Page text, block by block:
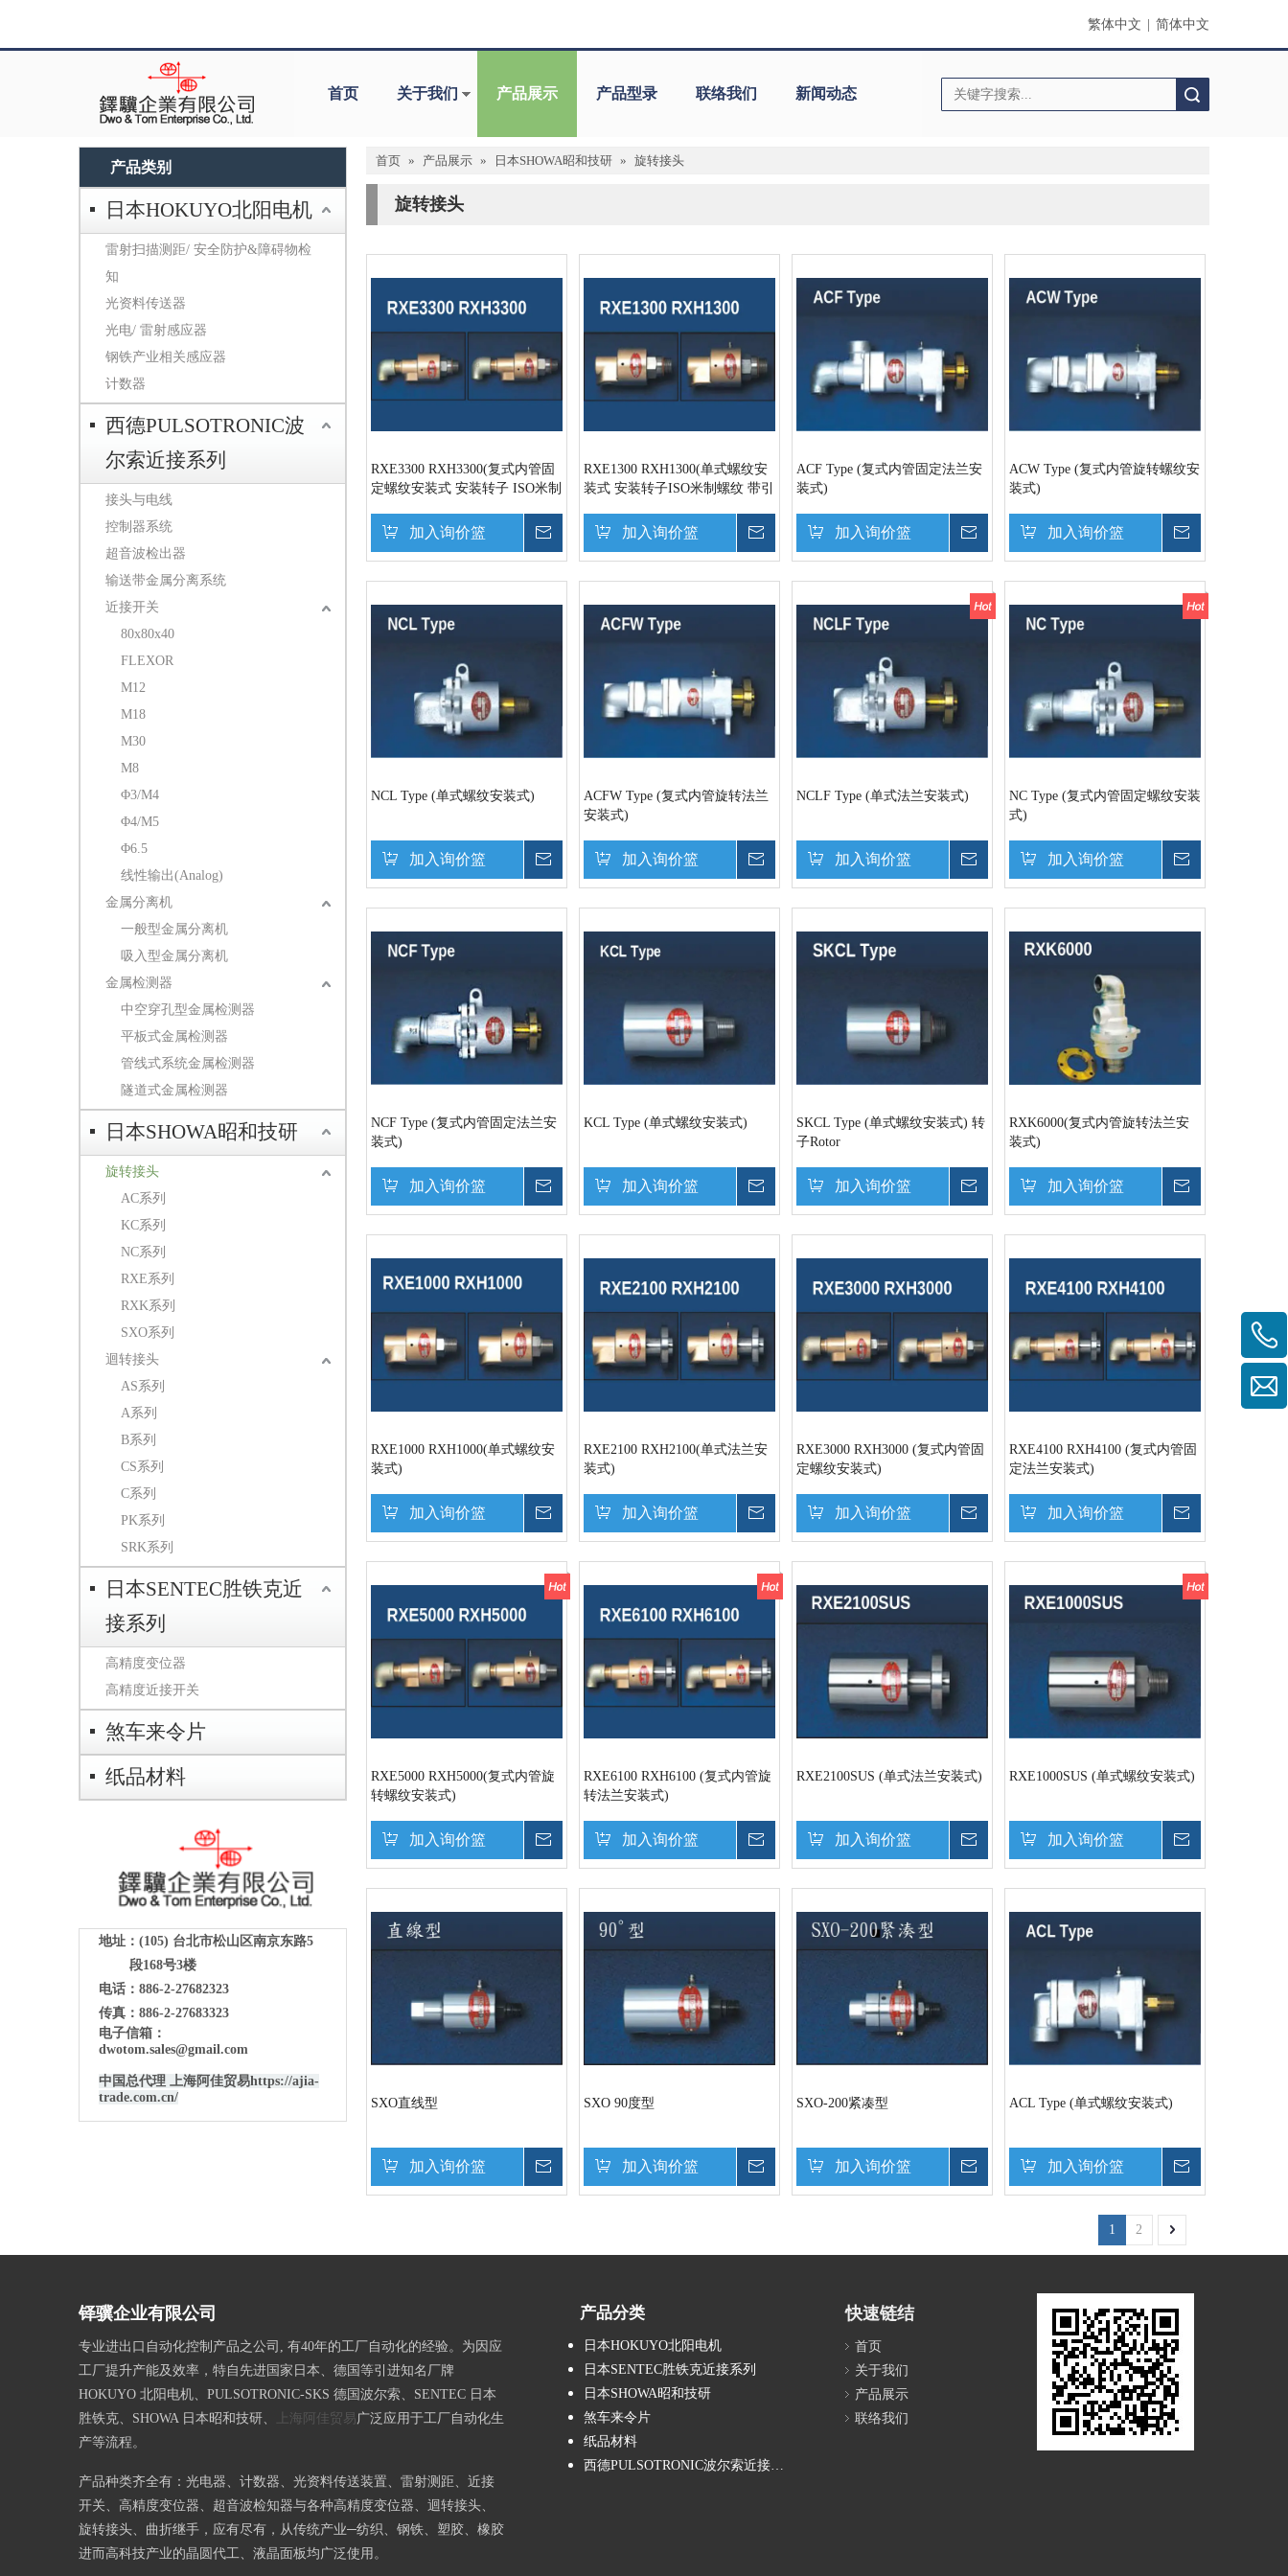
繁体中文 简体中文
首页 关于我们 产品展示 产品型录 联络我们 新闻动态
产品类别
日本HOKUYO北阳电机
雷射扫描测距/ 安全防护&障碍物检
知
光资料传送器
光电/ 雷射感应器
钢铁产业相关感应器
计数器
西德PULSOTRONIC波
尔索近接系列
接头与电线
控制器系统
超音波检出器
输送带金属分离系统
近接开关
80x80x40
FLEXOR
M12
M18
M30
M8
Φ3/M4
Φ4/M5
Φ6.5
线性输出(Analog)
金属分离机
一般型金属分离机
吸入型金属分离机
金属检测器
中空穿孔型金属检测器
平板式金属检测器
管线式系统金属检测器
隧道式金属检测器
日本SHOWA昭和技研
旋转接头
AC系列
KC系列
NC系列
RXE系列
RXK系列
SXO系列
迴转接头
AS系列
A系列
B系列
CS系列
C系列
PK系列
SRK系列
日本SENTEC胜铁克近
接系列
高精度变位器
高精度近接开关
煞车来令片
纸品材料
地址：(105) 台北市松山区南京东路5
段168号3楼
电话：886-2-27682323
传真：886-2-27683323
电子信箱：
dwotom.sales@gmail.com
中国总代理 上海阿佳贸易https://ajia-
trade.com.cn/
首页 » 产品展示 » 日本SHOWA昭和技研 » 旋转接头
旋转接头
RXE3300 RXH3300(复式内管固
定螺纹安装式 安装转子 ISO米制
加入询价篮
RXE1300 RXH1300(单式螺纹安
装式 安装转子ISO米制螺纹 带引
加入询价篮
ACF Type (复式内管固定法兰安
装式)
加入询价篮
ACW Type (复式内管旋转螺纹安
装式)
加入询价篮
NCL Type (单式螺纹安装式)
加入询价篮
ACFW Type (复式内管旋转法兰
安装式)
加入询价篮
NCLF Type (单式法兰安装式)
加入询价篮
NC Type (复式内管固定螺纹安装
式)
加入询价篮
NCF Type (复式内管固定法兰安
装式)
加入询价篮
KCL Type (单式螺纹安装式)
加入询价篮
SKCL Type (单式螺纹安装式) 转
子Rotor
加入询价篮
RXK6000(复式内管旋转法兰安
装式)
加入询价篮
RXE1000 RXH1000(单式螺纹安
装式)
加入询价篮
RXE2100 RXH2100(单式法兰安
装式)
加入询价篮
RXE3000 RXH3000 (复式内管固
定螺纹安装式)
加入询价篮
RXE4100 RXH4100 (复式内管固
定法兰安装式)
加入询价篮
RXE5000 RXH5000(复式内管旋
转螺纹安装式)
加入询价篮
RXE6100 RXH6100 (复式内管旋
转法兰安装式)
加入询价篮
RXE2100SUS (单式法兰安装式)
加入询价篮
RXE1000SUS (单式螺纹安装式)
加入询价篮
SXO直线型
加入询价篮
SXO 90度型
加入询价篮
SXO-200紧凑型
加入询价篮
ACL Type (单式螺纹安装式)
加入询价篮
1 2
铎骥企业有限公司
专业进出口自动化控制产品之公司, 有40年的工厂自动化的经验。为因应
工厂提升产能及效率，特自先进国家日本、德国等引进知名厂牌
HOKUYO 北阳电机、PULSOTRONIC-SKS 德国波尔索、SENTEC 日本
胜铁克、SHOWA 日本昭和技研、
上海阿佳贸易广泛应用于工厂自动化生
产等流程。
产品种类齐全有：光电器、计数器、光资料传送装置、雷射测距、近接
开关、高精度变位器、超音波检知器与各种高精度变位器、迴转接头、
旋转接头、曲折继手，应有尽有，从传统产业─纺织、钢铁、塑胶、橡胶
进而高科技产业的晶圆代工、液晶面板均广泛使用。
产品分类
日本HOKUYO北阳电机
日本SENTEC胜铁克近接系列
日本SHOWA昭和技研
煞车来令片
纸品材料
西德PULSOTRONIC波尔索近接系列
快速链结
首页
关于我们
产品展示
联络我们